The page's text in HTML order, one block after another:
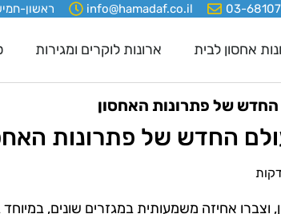
03-
info@hamadaf.co.il ראשון-חמישי: 7:00 -
אחסון לבית ארונות לוקרים ומגירות
וצברו אחיזה משמעותית במגזרים שונים, במיוחד